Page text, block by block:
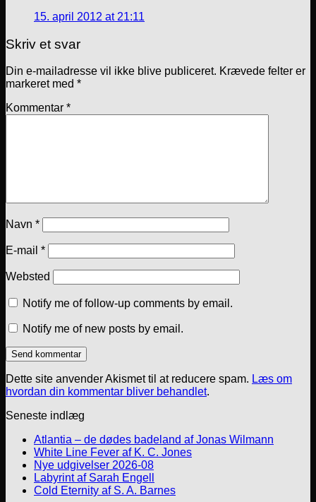
15. april 2012 at 21:11
Skriv et svar
Din e-mailadresse vil ikke blive publiceret. Krævede felter er
markeret med *
Kommentar *
Navn *
E-mail *
Websted
Notify me of follow-up comments by email.
Notify me of new posts by email.
Dette site anvender Akismet til at reducere spam. Læs om
hvordan din kommentar bliver behandlet.
Seneste indlæg
Atlantia – de dødes badeland af Jonas Wilmann
White Line Fever af K. C. Jones
Nye udgivelser 2026-08
Labyrint af Sarah Engell
Cold Eternity af S. A. Barnes